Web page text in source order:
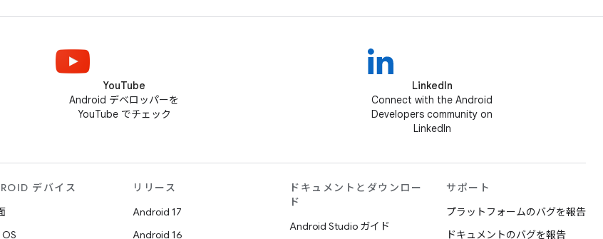
YouTube
Android デベロッパーを
YouTube でチェック
LinkedIn
Connect with the Android
Developers community on
LinkedIn
デバイス
リリース
Android 17
Android 16
ドキュメントとダウンロー
ド
Android Studio ガイド
サポート
プラットフォームのバグを報告
ドキュメントのバグを報告